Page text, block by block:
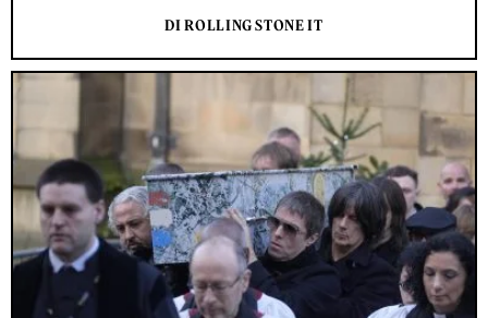
DI ROLLING STONE IT